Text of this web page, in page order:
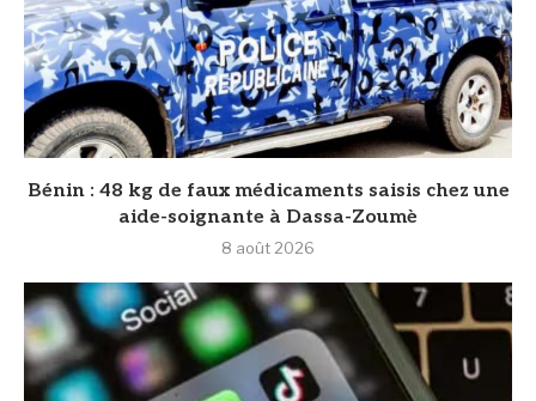
Bénin : 48 kg de faux médicaments saisis chez une
aide-soignante à Dassa-Zoumè
8 août 2026